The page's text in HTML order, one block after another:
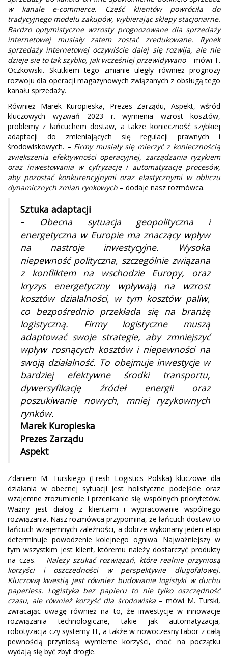
w kanale e-commerce. Część klientów powróciła do
tradycyjnego modelu zakupów, wybierając sklepy stacjonarne.
Bardzo optymistyczne wzrosty prognozowane dla sprzedaży
internetowej musiały zatem zostać zredukowane. Rynek
sprzedaży internetowej oczywiście dalej się rozwija, ale nie
dzieje się to tak szybko, jak wcześniej przewidywano– mówi T.
Oczkowski. Skutkiem tego zmianie uległy również prognozy
rozwoju dla operacji magazynowych związanych z obsługą tego
kanału sprzedaży.
Również Marek Kuropieska, Prezes Zarządu, Aspekt, wśród
kluczowych wyzwań 2023 r. wymienia wzrost kosztów,
problemy z łańcuchem dostaw, a także konieczność szybkiej
adaptacji do zmieniających się regulacji prawnych i
środowiskowych. – Firmy musiały się mierzyć z koniecznością
zwiększenia efektywności operacyjnej, zarządzania ryzykiem
oraz inwestowania w cyfryzację i automatyzację procesów,
aby pozostać konkurencyjnymi oraz elastycznymi w obliczu
dynamicznych zmian rynkowych – dodaje nasz rozmówca.
Sztuka adaptacji
– Obecna sytuacja geopolityczna i
energetyczna w Europie ma znaczący wpływ
na nastroje inwestycyjne. Wysoka
niepewność polityczna, szczególnie związana
z konfliktem na wschodzie Europy, oraz
kryzys energetyczny wpływają na wzrost
kosztów działalności, w tym kosztów paliw,
co bezpośrednio przekłada się na branżę
logistyczną. Firmy logistyczne muszą
adaptować swoje strategie, aby zmniejszyć
wpływ rosnących kosztów i niepewności na
swoją działalność. To obejmuje inwestycje w
bardziej efektywne środki transportu,
dywersyfikację źródeł energii oraz
poszukiwanie nowych, mniej ryzykownych
rynków.
Marek Kuropieska
Prezes Zarządu
Aspekt
Zdaniem M. Turskiego (Fresh Logistics Polska) kluczowe dla
działania w obecnej sytuacji jest holistyczne podejście oraz
wzajemne zrozumienie i przenikanie się wspólnych priorytetów.
Ważny jest dialog z klientami i wypracowanie wspólnego
rozwiązania. Nasz rozmówca przypomina, że łańcuch dostaw to
łańcuch wzajemnych zależności, a dobrze wykonany jeden etap
determinuje powodzenie kolejnego ogniwa. Najważniejszy w
tym wszystkim jest klient, któremu należy dostarczyć produkty
na czas. – Należy szukać rozwiązań, które realnie przyniosą
korzyści i oszczędności w perspektywie długofalowej.
Kluczową kwestią jest również budowanie logistyki w duchu
paperless. Logistyka bez papieru to nie tylko oszczędność
czasu, ale również korzyść dla środowiska– mówi M. Turski,
zwracając uwagę również na to, że inwestycje w innowacje
rozwiązania technologiczne, takie jak automatyzacja,
robotyzacja czy systemy IT, a także w nowoczesny tabor z całą
pewnością przyniosą wymierne korzyści, choć na początku
wydają się być zbyt drogie.